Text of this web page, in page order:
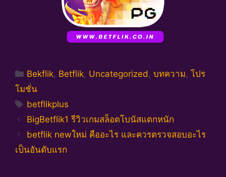
Categories
Bekflik, Betflik, Uncategorized ,บทความ,โปร
โมชั่น
Tags
betflikplus
BigBetflik1 รีวิวเกมสล็อตโบนัสแตกหนัก
betflik newใหม่ คืออะไร และควรตรวจสอบอะไร
เป็นอันดับแรก